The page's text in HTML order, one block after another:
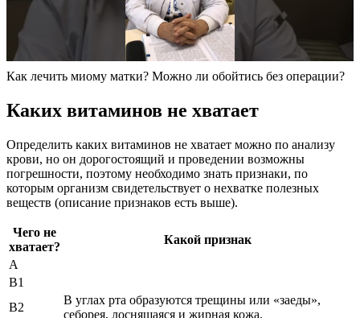
Как лечить миому матки? Можно ли обойтись без операции?
Каких витаминов не хватает
Определить каких витаминов не хватает можно по анализу
крови, но он дорогостоящий и проведении возможны
погрешности, поэтому необходимо знать признаки, по
которым организм свидетельствует о нехватке полезных
веществ (описание признаков есть выше).
Чего не
хватает?
Какой признак
А
В1
В2
В углах рта образуются трещины или «заеды»,
себорея, лоснящаяся и жирная кожа.